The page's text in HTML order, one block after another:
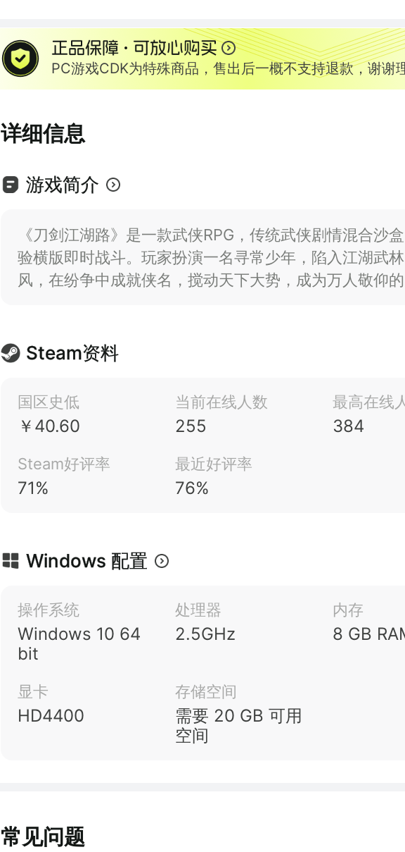
PC游戏CDK为特殊商品，售出后一概不支持退款，谢谢
详细信息
游戏简介
《刀剑江湖路》是一款武侠RPG，传统武侠剧情混合沙
验横版即时战斗。玩家扮演一名寻常少年，陷入江湖武
风，在纷争中成就侠名，搅动天下大势，成为万人敬仰
Steam资料
国区史低
￥40.60
当前在线人数
255
最高在线
384
Steam好评率
71%
最近好评率
76%
Windows 配置
操作系统
Windows 10 64
bit
处理器
2.5GHz
内存
8 GB
显卡
HD4400
存储空间
需要 20 GB 可用
空间
常见问题